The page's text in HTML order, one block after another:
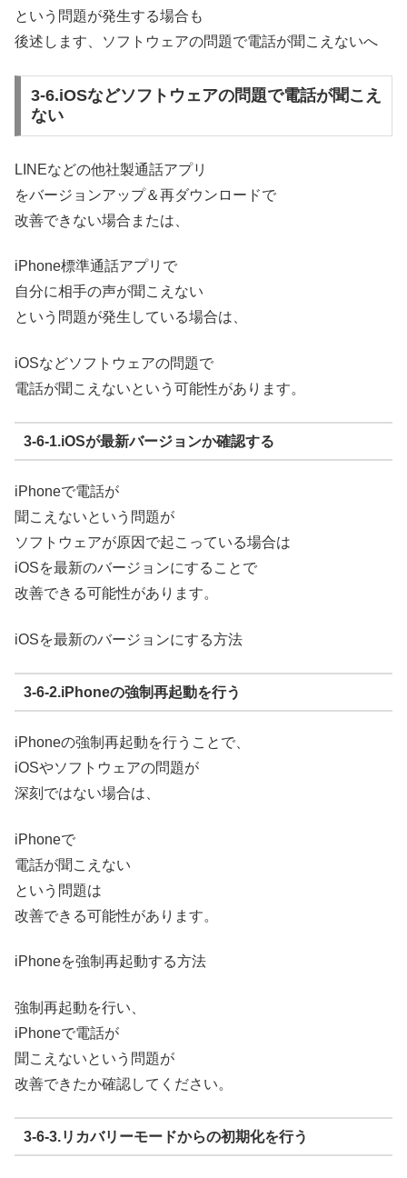
という問題が発生する場合も
後述します、
ソフトウェアの問題で電話が聞こえないへ
3-6.iOSなどソフトウェアの問題で電話が聞こえ
ない
LINEなどの他社製通話アプリ
をバージョンアップ＆再ダウンロードで
改善できない場合または、
iPhone標準通話アプリで
自分に相手の声が聞こえない
という問題が発生している場合は、
iOSなどソフトウェアの問題で
電話が聞こえないという可能性があります。
3-6-1.iOSが最新バージョンか確認する
iPhoneで電話が
聞こえないという問題が
ソフトウェアが原因で起こっている場合は
iOSを最新のバージョンにすることで
改善できる可能性があります。
iOSを最新のバージョンにする方法
3-6-2.iPhoneの強制再起動を行う
iPhoneの強制再起動を行うことで、
iOSやソフトウェアの問題が
深刻ではない場合は、
iPhoneで
電話が聞こえない
という問題は
改善できる可能性があります。
iPhoneを強制再起動する方法
強制再起動を行い、
iPhoneで電話が
聞こえないという問題が
改善できたか確認してください。
3-6-3.リカバリーモードからの初期化を行う